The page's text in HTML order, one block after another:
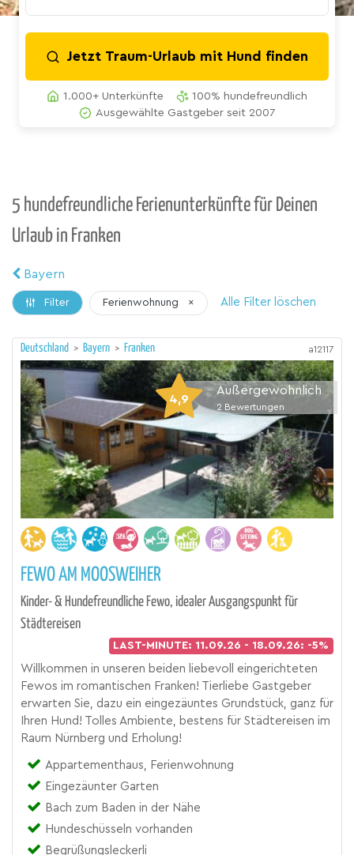
Jetzt Traum-Urlaub mit Hund finden
1.000+ Unterkünfte
100% hundefreundlich
Ausgewählte Gastgeber seit 2007
5 hundefreundliche Ferienunterkünfte für Deinen
Urlaub in Franken
Bayern
Filter Ferienwohnung × Alle Filter löschen
Deutschland > Bayern > Franken a12117
4,9
Außergewöhnlich
2 Bewertungen
FEWO AM MOOSWEIHER
Kinder- & Hundefreundliche Fewo, idealer Ausgangspunkt für
Städtereisen
LAST-MINUTE: 11.09.26 - 18.09.26: -5%
Willkommen in unseren beiden liebevoll eingerichteten
Fewos im romantischen Franken! Tierliebe Gastgeber
erwarten Sie, dazu ein eingezäuntes Grundstück, ganz für
Ihren Hund! Tolles Ambiente, bestens für Städtereisen im
Raum Nürnberg und Erholung!
Appartementhaus, Ferienwohnung
Eingezäunter Garten
Bach zum Baden in der Nähe
Hundeschüsseln vorhanden
Begrüßungsleckerli